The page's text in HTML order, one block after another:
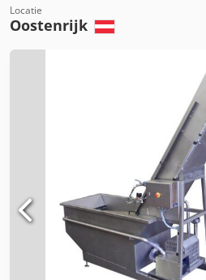
Locatie
Oostenrijk